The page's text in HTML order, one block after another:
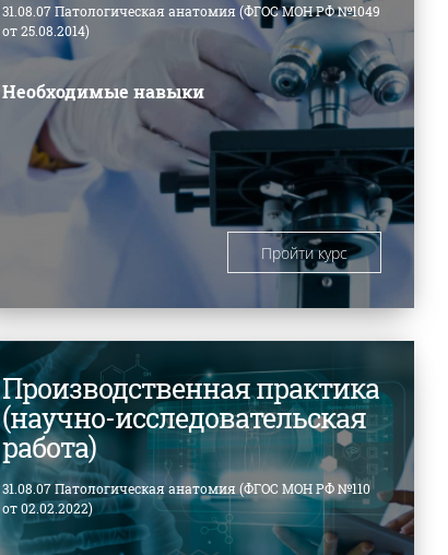
31.08.07 Патологическая анатомия (ФГОС МОН РФ №1049
от 25.08.2014)
Необходимые навыки
Пройти курс
Производственная практика
(научно-исследовательская
работа)
31.08.07 Патологическая анатомия (ФГОС МОН РФ №110
от 02.02.2022)